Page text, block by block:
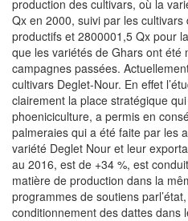
production des cultivars, où la
Qx en 2000, suivi par les
productifs et 2800001,5 Qx pour
que les variétés de Ghars ont
campagnes passées.
cultivars Deglet-Nour. En effet
clairement la place stratégique
phoeniciculture, a permis en
palmeraies qui a été faite par les
variété Deglet Nour et leur
au 2016, est de +34 %, est
matière de production dans la
programmes de soutiens
conditionnement des dattes dans